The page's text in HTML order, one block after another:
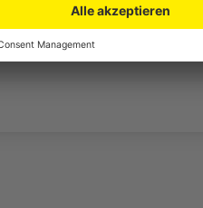
Punkt ausgeschildert.